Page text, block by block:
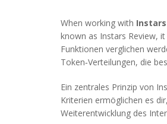
When working with
known as Instars Review,
Funktionen verglichen
Token‑Verteilungen, die
Ein zentrales Prinzip von
Kriterien ermöglichen es
Weiterentwicklung des